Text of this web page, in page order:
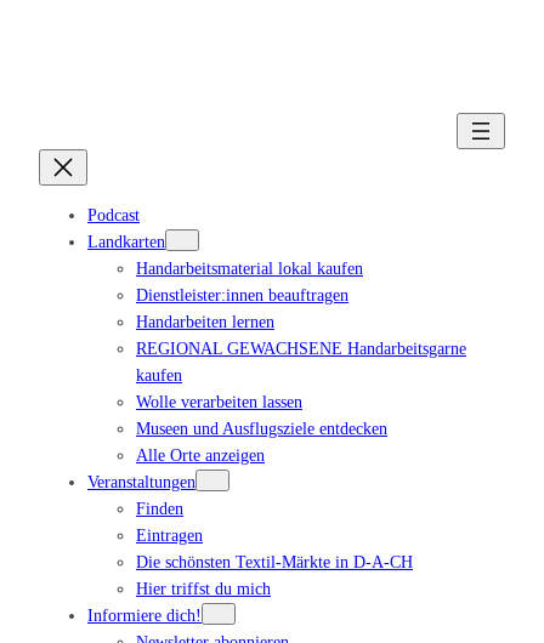
Podcast
Landkarten
Handarbeitsmaterial lokal kaufen
Dienstleister:innen beauftragen
Handarbeiten lernen
REGIONAL GEWACHSENE Handarbeitsgarne
kaufen
Wolle verarbeiten lassen
Museen und Ausflugsziele entdecken
Alle Orte anzeigen
Veranstaltungen
Finden
Eintragen
Die schönsten Textil-Märkte in D-A-CH
Hier triffst du mich
Informiere dich!